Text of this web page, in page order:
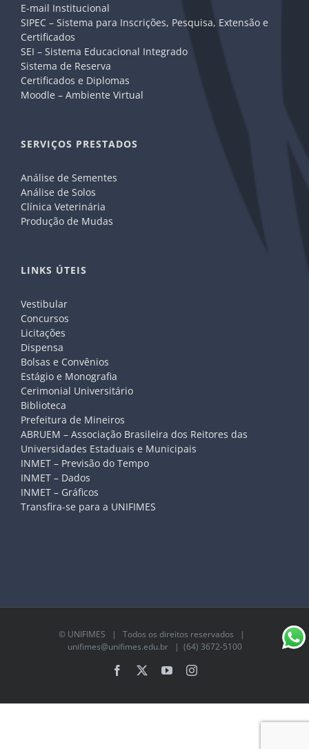
E-mail Institucional
SIPEC – Sistema para Inscrições, Pesquisa, Extensão e
Certificados
SEI – Sistema Educacional Integrado
Sistema de Reserva
Certificados e Diplomas
Moodle – Ambiente Virtual
SERVIÇOS PRESTADOS
Análise de Sementes
Análise de Solos
Clínica Veterinária
Produção de Mudas
LINKS ÚTEIS
Vestibular
Concursos
Licitações
Dispensa
Bolsas e Convênios
Estágio e Monografia
Cerimonial Universitário
Biblioteca
Prefeitura de Mineiros
ABRUEM – Associação Brasileira dos Reitores das
Universidades Estaduais e Municipais
INMET – Previsão do Tempo
INMET – Dados
INMET – Gráficos
Transfira-se para a UNIFIMES
© UNIFIMES | Todos os direitos reservados |
unifimes@unifimes.edu.br| (64) 3672-5100
Facebook YouTubeInstagram